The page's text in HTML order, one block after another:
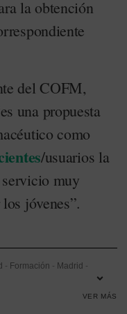
la obtención
del COFM,
una propuesta
como
/usuarios la
muy
jóvenes”.
- Formación - Madrid -
VER MÁS